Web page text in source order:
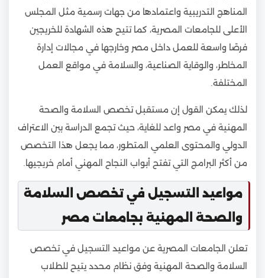
المناهج التدريبية واعتمادها من جهات رسمية مثل المجلس
الأعلى للجامعات المصرية، كما تتيح هذه الشهادة للخريجين
فرصًا واسعة للعمل داخل مصر وخارجها في مجالات إدارة
المخاطر، والوقاية الصناعية، والسلامة في مواقع العمل
المختلفة.
لذلك يمكن القول إن مستقبل تخصص السلامة والصحة
المهنية في مصر واعد للغاية، حيث تجمع الدراسة بين الاعتراف
الدولي والمحتوى العلمي المتطور، مما يجعل هذا التخصص
من أكثر البرامج التي تفتح أبواب النجاح المهني أمام خريجيها.
مواعيد التسجيل في تخصص السلامة
والصحة المهنية بجامعات مصر
تعلن الجامعات المصرية عن مواعيد التسجيل في تخصص
السلامة والصحة المهنية وفق نظام محدد يتيح للطلاب